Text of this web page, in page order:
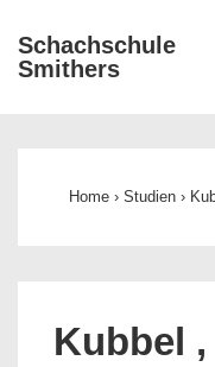
Zum
Inhalt
Schachschule
Smithers
Home › Studien ›
Kubbel